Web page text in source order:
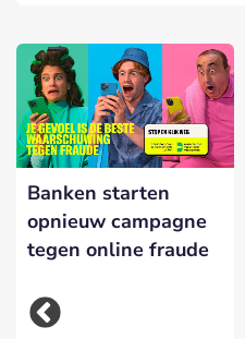
Banken starten
opnieuw campagne
tegen online fraude